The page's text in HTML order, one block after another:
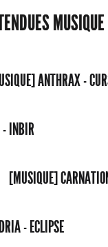
MUSIQUE
ANTHRAX -
- INBIR
[MUSIQUE]
- ECLIPSE